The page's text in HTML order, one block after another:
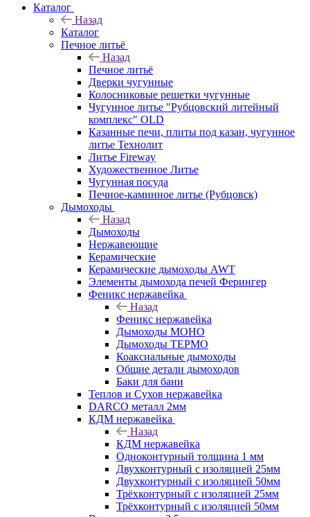
Каталог
Назад
Каталог
Печное литьё
Назад
Печное литьё
Дверки чугунные
Колосниковые решетки чугунные
Чугунное литье "Рубцовский литейный
комплекс" OLD
Казанные печи, плиты под казан, чугунное
литье Технолит
Литье Fireway
Художественное Литье
Чугунная посуда
Печное-каминное литье (Рубцовск)
Дымоходы
Назад
Дымоходы
Нержавеющие
Керамические
Керамические дымоходы AWT
Элементы дымохода печей Ферингер
Феникс нержавейка
Назад
Феникс нержавейка
Дымоходы МОНО
Дымоходы ТЕРМО
Коаксиальные дымоходы
Общие детали дымоходов
Баки для бани
Теплов и Сухов нержавейка
DARCO металл 2мм
КДМ нержавейка
Назад
КДМ нержавейка
Одноконтурный толщина 1 мм
Двухконтурный с изоляцией 25мм
Двухконтурный с изоляцией 50мм
Трёхконтурный с изоляцией 25мм
Трёхконтурный с изоляцией 50мм